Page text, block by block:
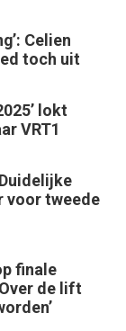
Celien
toch uit
lokt
VRT1
voor tweede
finale
de lift